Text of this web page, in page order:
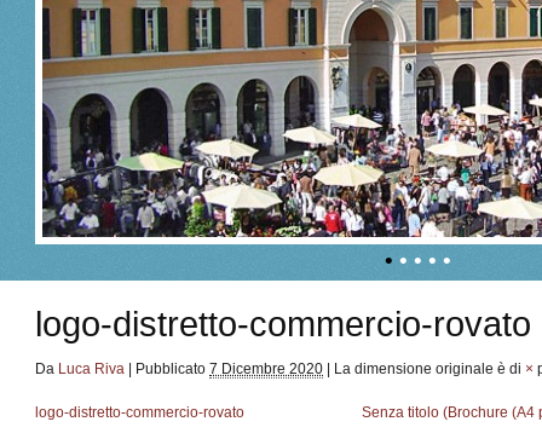
• • • • •
logo-distretto-commercio-rovato
Da Luca Riva Pubblicato 7 Dicembre 2020 La dimensione originale è di ×
logo-distretto-commercio-rovato Senza titolo (Brochure (A4